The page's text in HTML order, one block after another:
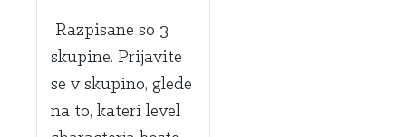
Razpisane so 3
skupine. Prijavite
se v skupino, glede
na to, kateri level